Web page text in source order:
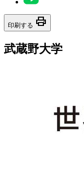
印刷する print
武蔵野大学